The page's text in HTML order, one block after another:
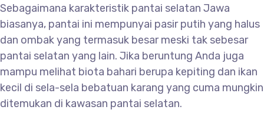
Sebagaimana karakteristik pantai selatan Jawa
biasanya, pantai ini mempunyai pasir putih yang halus
dan ombak yang termasuk besar meski tak sebesar
pantai selatan yang lain. Jika beruntung Anda juga
mampu melihat biota bahari berupa kepiting dan ikan
kecil di sela-sela bebatuan karang yang cuma mungkin
ditemukan di kawasan pantai selatan.